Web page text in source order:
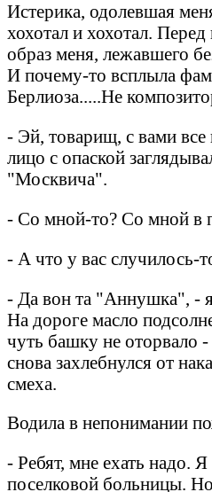
Истерика, одолевшая
хохотал и хохотал. Перед
образ меня, лежавшего
И почему-то всплыла
Берлиоза.....Не
- Эй, товарищ, с вами все
лицо с опаской
"Москвича".
- Со мной-то? Со мной в
- А что у вас случилось-
- Да вон та "Аннушка", -
На дороге масло
чуть башку не оторвало
снова захлебнулся от
смеха.
Водила в непонимании
- Ребят, мне ехать надо. Я
поселковой больницы.